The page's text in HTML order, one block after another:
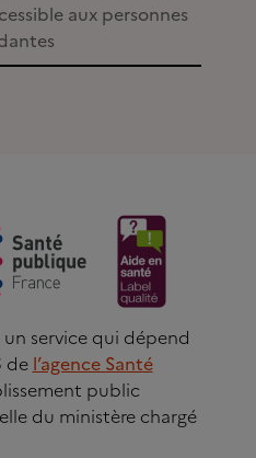
aux personnes
service qui dépend
de l’agence Santé
public
du ministère chargé